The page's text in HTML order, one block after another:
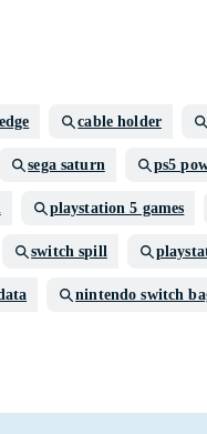
cable holder
sega saturn ps5
playstation 5 games
switch spill
nintendo switch